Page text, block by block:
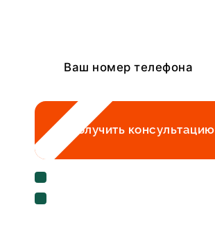
Получить консультацию